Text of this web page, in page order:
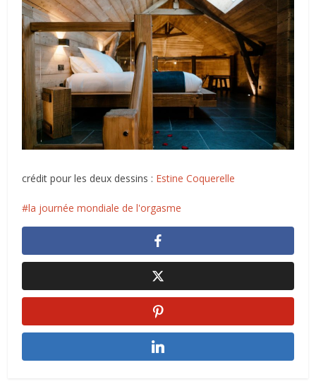
crédit pour les deux dessins : Estine Coquerelle
la journée mondiale de l'orgasme